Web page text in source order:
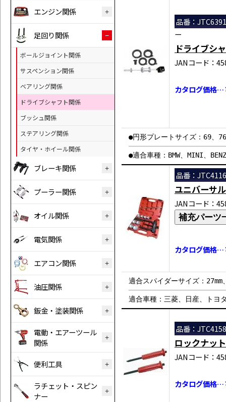
エンジン関係
足回り関係
ボールジョイント関係
サスペンション関係
ベアリング関係
ドライブシャフト関係
ブッシュ関係
ステアリング関係
タイヤ・ホイール関係
ブレーキ関係
プーラー関係
オイル関係
電気関係
エアコン関係
油圧関係
鈑金・塗装関係
電動・エアーツール
関係
便利工具
ラチェット・スピン
ナー
品番：
ー
ドライブシ
JANコード：
カタログ価格
●円形プレートサイズ：69、
●適合車種：BMW、MINI、
品番：JTC4116
ユニバーサ
JANコード：
補充パーツ
カタログ価格
適合スパイダーサイズ：
適合車種：三菱、日産、トヨ
品番：JTC4158
ロックナッ
JANコード：
カタログ価格…